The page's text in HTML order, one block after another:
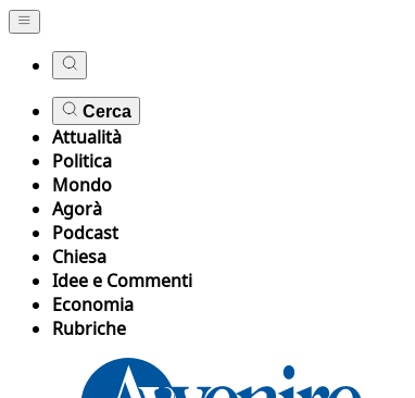
Cerca
Attualità
Politica
Mondo
Agorà
Podcast
Chiesa
Idee e Commenti
Economia
Rubriche